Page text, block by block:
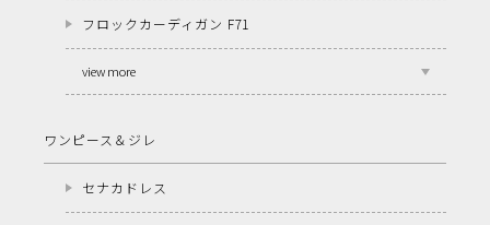
フロックカーディガン F71
view more
ワンピース＆ジレ
セナカドレス